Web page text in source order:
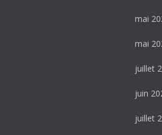
mai
mai
juillet
juin
juillet